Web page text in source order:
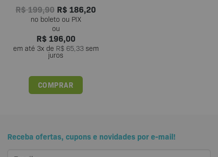
R$199,90 R$ 186,20
R$196,00
em até 3x de R$65,33sem
juros
COMPRAR
Receba ofertas, cupons e novidades por e-mail!